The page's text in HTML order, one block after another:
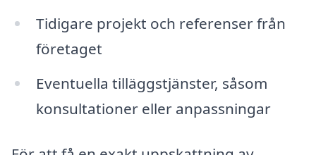
Tidigare projekt och referenser från
företaget
Eventuella tilläggstjänster, såsom
konsultationer eller anpassningar